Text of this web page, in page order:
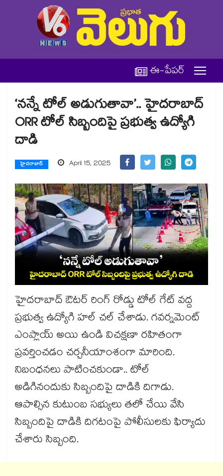
ఈ-పేపర్
‘నన్నే టోల్ అడుగుతావా’.. హైదరాబాద్
ORR టోల్ సిబ్బందిపై ప్రభుత్వ ఉద్యోగి
దాడి
హైదరాబాద్ April 15, 2025
హైదరాబాద్ ఔటర్ రింగ్ రోడ్డు టోల్ గేట్ వద్ద
ప్రభుత్వ ఉద్యోగి హల్ చల్ చేశాడు. గవర్నమెంట్
ఎంప్లాయ్ అయి ఉండి విచక్షణా రహితంగా
ప్రవర్తించడం చర్చనీయాంశంగా మారింది.
నిబంధనలు పాటించకుండా.. టోల్
అడిగినందుకు సిబ్బందిపై దాడికి దిగాడు.
ఆపాల్సిన కుటుంబ సభ్యులు తలో చేయి వేసి
సిబ్బందిపై దాడికి దిగటంపై పోలీసులకు ఫిర్యాదు
చేశారు సిబ్బంది.